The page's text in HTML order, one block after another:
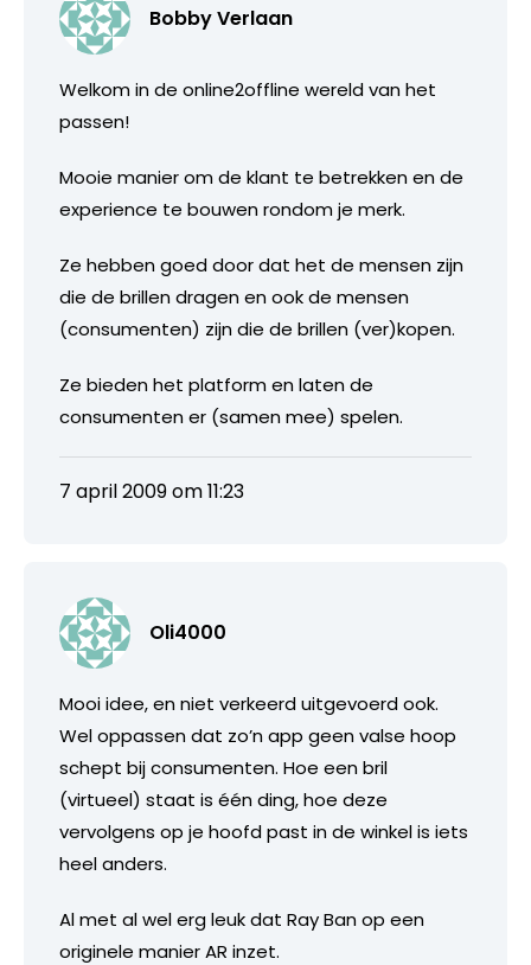
Bobby Verlaan
Welkom in de online2offline wereld van het
passen!
Mooie manier om de klant te betrekken en de
experience te bouwen rondom je merk.
Ze hebben goed door dat het de mensen zijn
die de brillen dragen en ook de mensen
(consumenten) zijn die de brillen (ver)kopen.
Ze bieden het platform en laten de
consumenten er (samen mee) spelen.
7 april 2009 om 11:23
Oli4000
Mooi idee, en niet verkeerd uitgevoerd ook.
Wel oppassen dat zo’n app geen valse hoop
schept bij consumenten. Hoe een bril
(virtueel) staat is één ding, hoe deze
vervolgens op je hoofd past in de winkel is iets
heel anders.
Al met al wel erg leuk dat Ray Ban op een
originele manier AR inzet.